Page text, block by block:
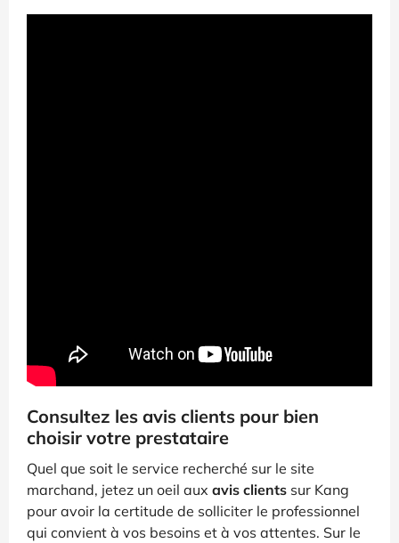
Consultez les avis clients pour bien
choisir votre prestataire
Quel que soit le service recherché sur le site
marchand, jetez un oeil aux avis clients sur Kang
pour avoir la certitude de solliciter le professionnel
qui convient à vos besoins et à vos attentes. Sur le